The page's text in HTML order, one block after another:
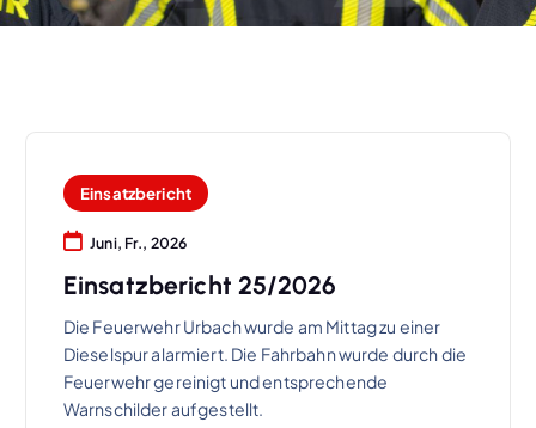
Einsatzbericht
Juni, Fr., 2026
Einsatzbericht 25/2026
Die Feuerwehr Urbach wurde am Mittag zu einer
Dieselspur alarmiert. Die Fahrbahn wurde durch die
Feuerwehr gereinigt und entsprechende
Warnschilder aufgestellt.